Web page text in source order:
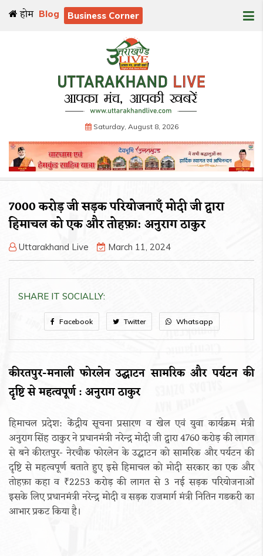
होम Blog Business Corner
Saturday, August 8, 2026
7000 करोड़ जी सड़क परियोजनाएँ मोदी जी द्वारा
हिमाचल को एक और तोहफ़ा: अनुराग ठाकुर
Uttarakhand Live March 11, 2024
SHARE IT SOCIALLY:
Facebook Twitter Whatsapp
कीरतपुर-मनाली फोरलेन उद्घाटन सामरिक और पर्यटन की
दृष्टि से महत्वपूर्ण : अनुराग ठाकुर
हिमाचल प्रदेश: केंद्रीय सूचना प्रसारण व खेल एवं युवा कार्यक्रम मंत्री
अनुराग सिंह ठाकुर ने प्रधानमंत्री नरेन्द्र मोदी जी द्वारा 4760 करोड़ की लागत
से बने कीरतपुर- नेरचौक फोरलेन के उद्घाटन को सामरिक और पर्यटन की
दृष्टि से महत्वपूर्ण बताते हुए इसे हिमाचल को मोदी सरकार का एक और
तोहफ़ा कहा व ₹2253 करोड़ की लागत से 3 नई सड़क परियोजनाओं
इसके लिए प्रधानमंत्री नरेन्द्र मोदी व सड़क राजमार्ग मंत्री नितिन गडकरी का
आभार प्रकट किया है।